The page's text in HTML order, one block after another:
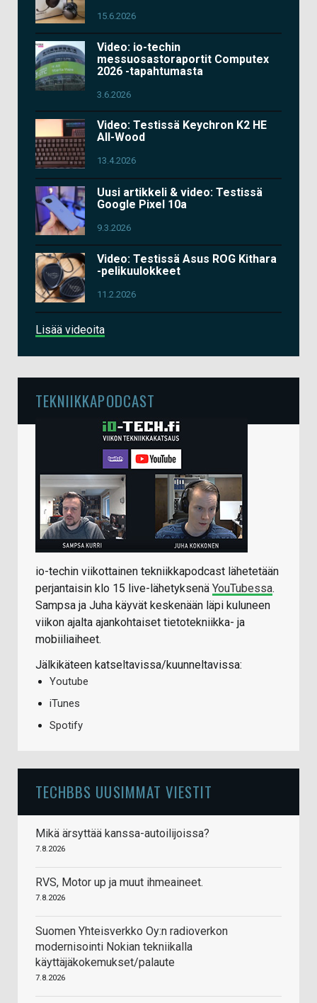
15.6.2026
Video: io-techin
messuosastoraportit Computex
2026 -tapahtumasta
3.6.2026
Video: Testissä Keychron K2 HE
All-Wood
13.4.2026
Uusi artikkeli & video: Testissä
Google Pixel 10a
9.3.2026
Video: Testissä Asus ROG Kithara
-pelikuulokkeet
11.2.2026
Lisää videoita
TEKNIIKKAPODCAST
io-techin viikottainen tekniikkapodcast lähetetään
perjantaisin klo 15 live-lähetyksenä YouTubessa.
Sampsa ja Juha käyvät keskenään läpi kuluneen
viikon ajalta ajankohtaiset tietotekniikka- ja
mobiiliaiheet.
Jälkikäteen katseltavissa/kuunneltavissa:
Youtube
iTunes
Spotify
TECHBBS UUSIMMAT VIESTIT
Mikä ärsyttää kanssa-autoilijoissa?
7.8.2026
RVS, Motor up ja muut ihmeaineet.
7.8.2026
Suomen Yhteisverkko Oy:n radioverkon
modernisointi Nokian tekniikalla
käyttäjäkokemukset/palaute
7.8.2026